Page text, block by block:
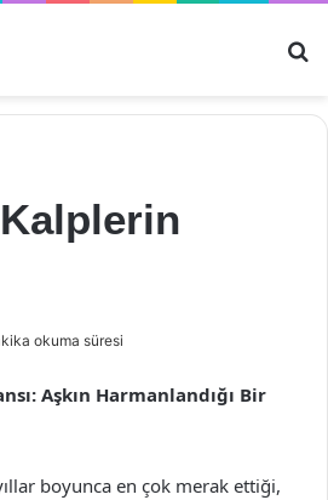
Kalplerin
okuma süresi
Aşkın Harmanlandığı Bir
boyunca en çok merak ettiği,